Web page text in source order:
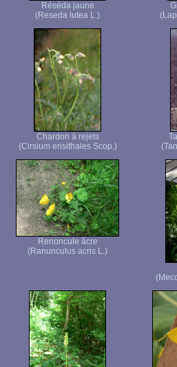
Réséda jaune
(Reseda lutea L.)
Chardon à rejets
(Cirsium erisithales Scop.)
Renoncule âcre
(Ranunculus acris L.)